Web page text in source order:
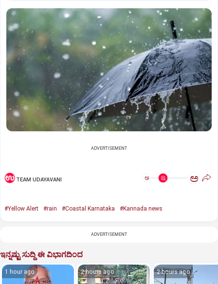
ADVERTISEMENT
TEAM UDAYAVANI ಅ ಅ
#Yellow Alert #rain #Coastal Karnataka #Kannada news
ADVERTISEMENT
ಇನ್ನಷ್ಟು ಸುದ್ದಿ ಈ ವಿಭಾಗದಿಂದ
1 hour ago 2 hours ago 2 hours ago